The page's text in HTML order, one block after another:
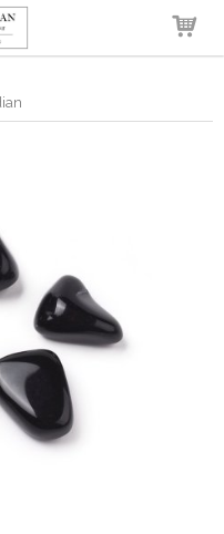
tillagd i